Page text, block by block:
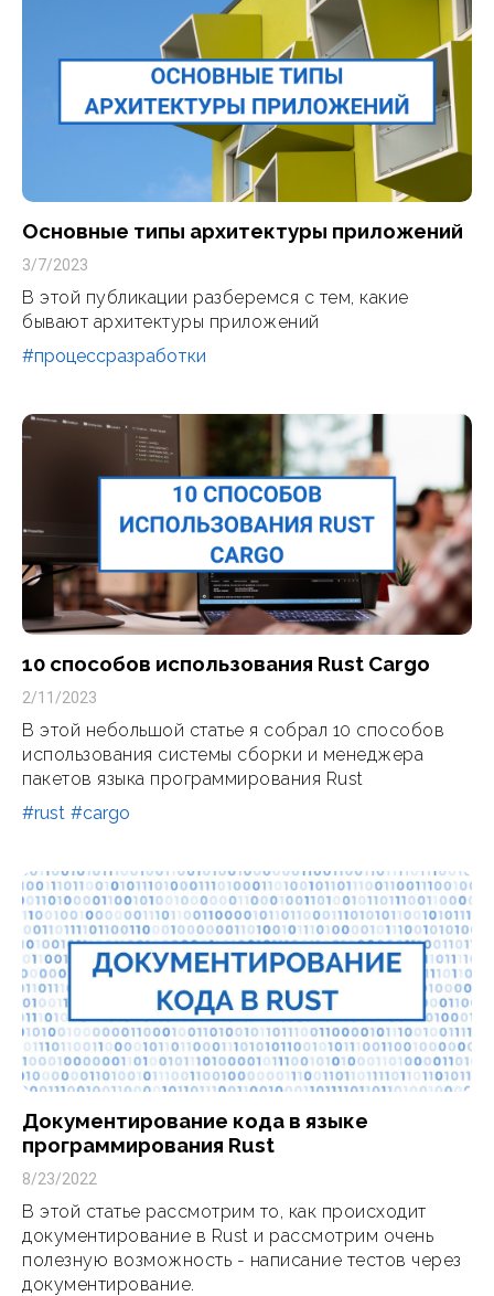
Основные типы архитектуры приложений
3/7/2023
В этой публикации разберемся с тем, какие
бывают архитектуры приложений
#процессразработки
10 способов использования Rust Cargo
2/11/2023
В этой небольшой статье я собрал 10 способов
использования системы сборки и менеджера
пакетов языка программирования Rust
#rust #cargo
Документирование кода в языке
программирования Rust
8/23/2022
В этой статье рассмотрим то, как происходит
документирование в Rust и рассмотрим очень
полезную возможность - написание тестов через
документирование.